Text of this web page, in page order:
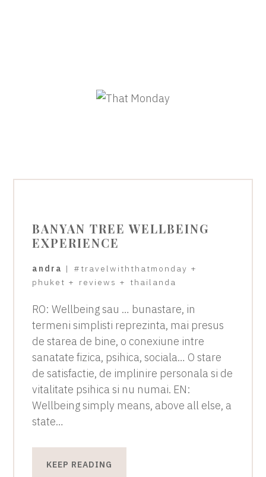
BANYAN TREE WELLBEING
EXPERIENCE
andra | #travelwiththatmonday +
phuket + reviews + thailanda
RO: Wellbeing sau … bunastare, in
termeni simplisti reprezinta, mai presus
de starea de bine, o conexiune intre
sanatate fizica, psihica, sociala… O stare
de satisfactie, de implinire personala si de
vitalitate psihica si nu numai. EN:
Wellbeing simply means, above all else, a
state…
KEEP READING